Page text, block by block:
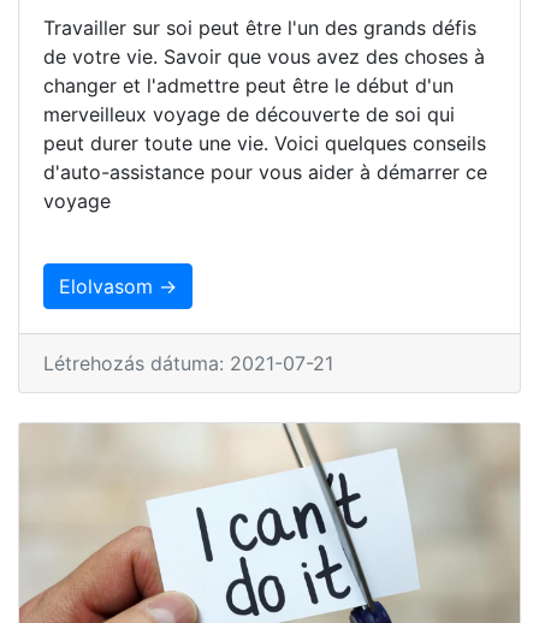
Travailler sur soi peut être l'un des grands défis
de votre vie. Savoir que vous avez des choses à
changer et l'admettre peut être le début d'un
merveilleux voyage de découverte de soi qui
peut durer toute une vie. Voici quelques conseils
d'auto-assistance pour vous aider à démarrer ce
voyage
Elolvasom →
Létrehozás dátuma: 2021-07-21